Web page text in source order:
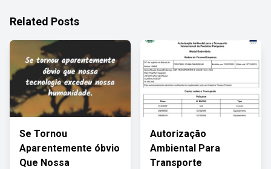
Related Posts
Se Tornou
Aparentemente óbvio
Que Nossa
Autorização
Ambiental Para
Transporte